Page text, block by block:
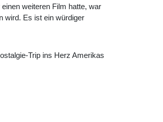
weiteren Film hatte, war
wird. Es ist ein würdiger
Trip ins Herz Amerikas